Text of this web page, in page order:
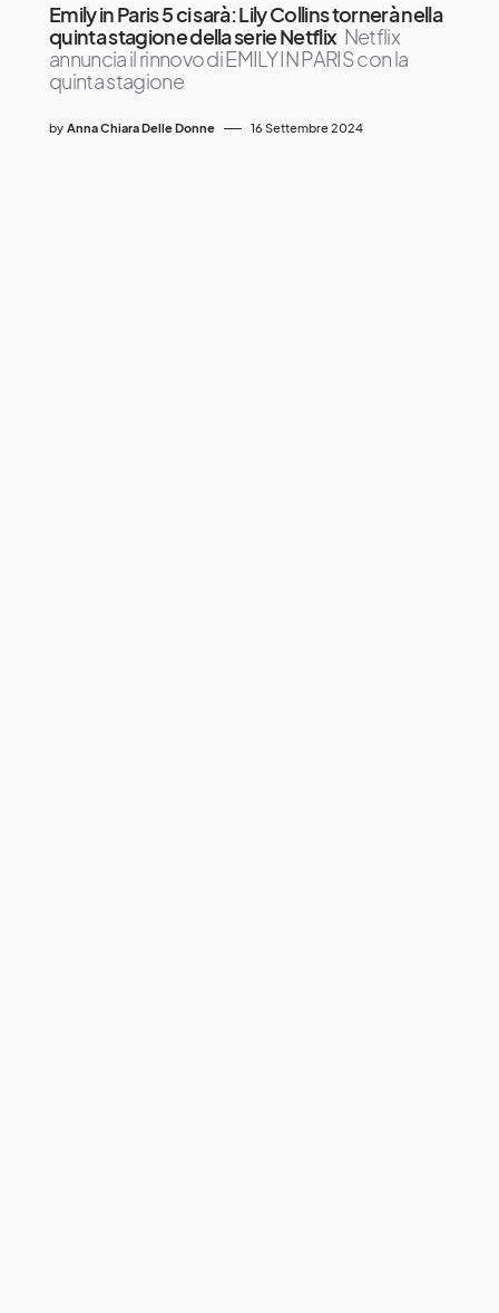
Emily in Paris 5 ci sarà: Lily Collins tornerà nella
quinta stagione della serie Netflix Netflix
annuncia il rinnovo di EMILY IN PARIS con la
quinta stagione
by Anna Chiara Delle Donne 16 Settembre 2024